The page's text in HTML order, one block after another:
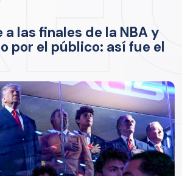
las finales de la NBA y
por el público: así fue el